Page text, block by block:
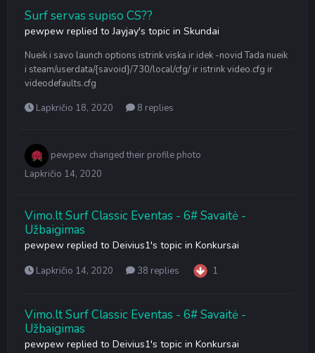
Surf servas supiso CS??
pewpew replied toJayjay's topic in Skundai
Nueik i savo launch options istrink viska ir idek -novid Tada nueik
i steam/userdata/{savoid}/730/local/cfg/ ir istrink video.cfg ir
videodefaults.cfg
Lapkričio 18, 2020
8 replies
pewpew changed their profile photo
Lapkričio 14, 2020
Vimo.lt Surf Classic Eventas - 6# Savaitė -
Užbaigimas
pewpew replied to Deivius1's topic in Konkursai
Lapkričio 14, 2020 38 replies 1
Vimo.lt Surf Classic Eventas - 6# Savaitė -
Užbaigimas
pewpew replied to Deivius1's topic in Konkursai